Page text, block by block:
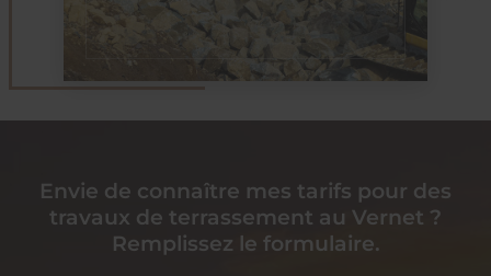
Envie de connaître mes tarifs pour des
travaux de terrassement au Vernet ?
Remplissez le formulaire.